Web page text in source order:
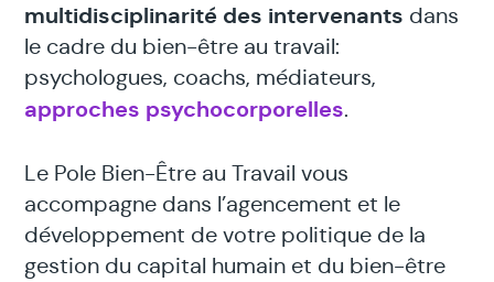
multidisciplinarité des intervenants dans
le cadre du bien-être au travail:
psychologues, coachs, médiateurs,
approches psychocorporelles.
Le Pole Bien-Être au Travail vous
accompagne dans l’agencement et le
développement de votre politique de la
gestion du capital humain et du bien-être